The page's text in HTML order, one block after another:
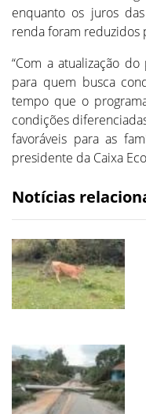
enquanto os juros
renda foram reduzidos
“Com a atualização
para quem busca
tempo que o
condições
favoráveis para as
presidente da Caixa
Notícias